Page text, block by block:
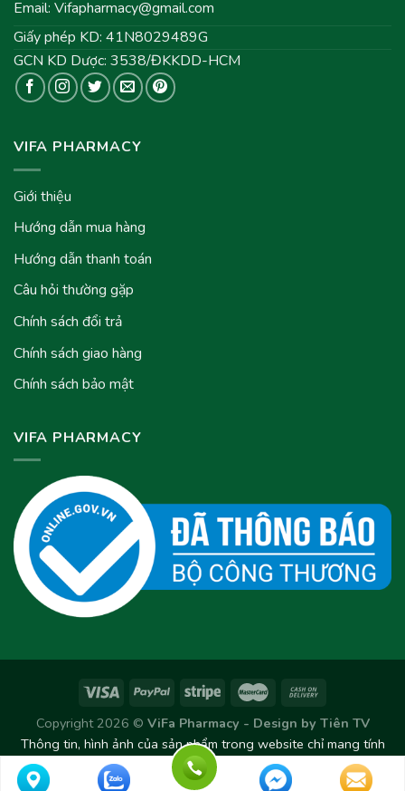
Email: Vifapharmacy@gmail.com
Giấy phép KD: 41N8029489G
GCN KD Dược: 3538/ĐKKDD-HCM
VIFA PHARMACY
Giới thiệu
Hướng dẫn mua hàng
Hướng dẫn thanh toán
Câu hỏi thường gặp
Chính sách đổi trả
Chính sách giao hàng
Chính sách bảo mật
VIFA PHARMACY
Copyright 2026 © ViFa Pharmacy - Design by Tiên TV
Thông tin, hình ảnh của sản phẩm trong website chỉ mang tính
chất tham khảo. Sản phẩm thực tế có thể thay đổi/chênh lệch
theo từng Lô sản xuất.